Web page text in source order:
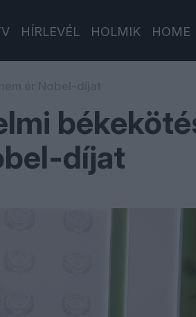
HÍRLEVÉL HOLMIK HOME
díjat